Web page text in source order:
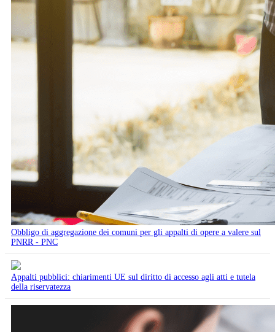
Obbligo di aggregazione dei comuni per gli appalti di opere a valere sul
PNRR - PNC
Appalti pubblici: chiarimenti UE sul diritto di accesso agli atti e tutela
della riservatezza